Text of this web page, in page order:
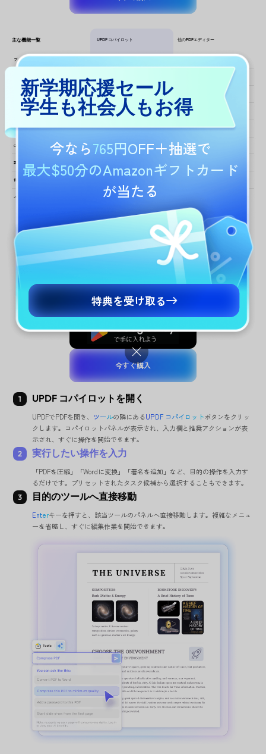
たった3ステップでPDFツールを
使いこなす
UPDF コパイロットを使えば、メニューを探すことな
く、あらゆる機能を瞬時に見つけて実行できます。
無料ダウンロード
今すぐ購入
新学期応援セール
学生も社会人もお得
今なら765円OFF＋抽選で
最大$50分のAmazonギフトカード
が当たる
特典を受け取る